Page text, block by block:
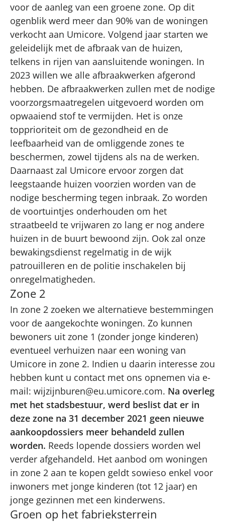
voor de aanleg van een groene zone. Op dit
ogenblik werd meer dan 90% van de woningen
verkocht aan Umicore. Volgend jaar starten we
geleidelijk met de afbraak van de huizen,
telkens in rijen van aansluitende woningen. In
2023 willen we alle afbraakwerken afgerond
hebben. De afbraakwerken zullen met de nodige
voorzorgsmaatregelen uitgevoerd worden om
opwaaiend stof te vermijden. Het is onze
topprioriteit om de gezondheid en de
leefbaarheid van de omliggende zones te
beschermen, zowel tijdens als na de werken.
Daarnaast zal Umicore ervoor zorgen dat
leegstaande huizen voorzien worden van de
nodige bescherming tegen inbraak. Zo worden
de voortuintjes onderhouden om het
straatbeeld te vrijwaren zo lang er nog andere
huizen in de buurt bewoond zijn. Ook zal onze
bewakingsdienst regelmatig in de wijk
patrouilleren en de politie inschakelen bij
onregelmatigheden.
Zone 2
In zone 2 zoeken we alternatieve bestemmingen
voor de aangekochte woningen. Zo kunnen
bewoners uit zone 1 (zonder jonge kinderen)
eventueel verhuizen naar een woning van
Umicore in zone 2. Indien u daarin interesse zou
hebben kunt u contact met ons opnemen via e-
mail: wijzijnburen@eu.umicore.com. Na overleg
met het stadsbestuur, werd beslist dat er in
deze zone na 31 december 2021 geen nieuwe
aankoopdossiers meer behandeld zullen
worden. Reeds lopende dossiers worden wel
verder afgehandeld. Het aanbod om woningen
in zone 2 aan te kopen geldt sowieso enkel voor
inwoners met jonge kinderen (tot 12 jaar) en
jonge gezinnen met een kinderwens.
Groen op het fabrieksterrein